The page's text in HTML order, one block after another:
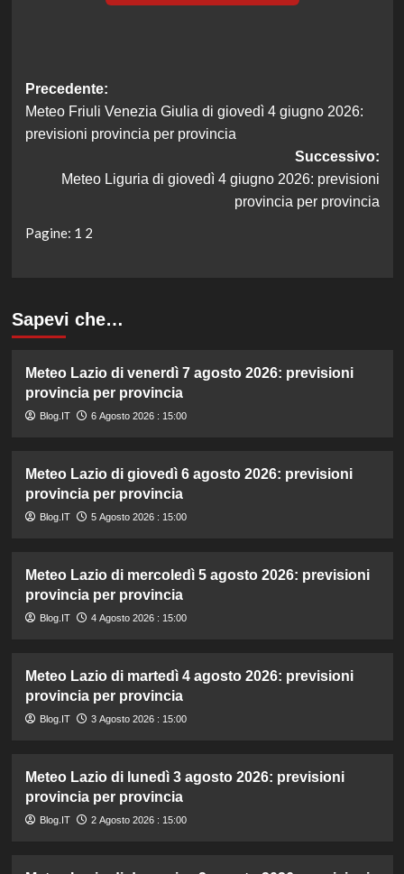
Navigazione
articolo
Precedente:
Meteo Friuli Venezia Giulia di giovedì 4 giugno 2026:
previsioni provincia per provincia
Successivo:
Meteo Liguria di giovedì 4 giugno 2026: previsioni
provincia per provincia
Pagine: 1 2
Sapevi che…
Meteo Lazio di venerdì 7 agosto 2026: previsioni
provincia per provincia
Blog.IT 6 Agosto 2026 : 15:00
Meteo Lazio di giovedì 6 agosto 2026: previsioni
provincia per provincia
Blog.IT 5 Agosto 2026 : 15:00
Meteo Lazio di mercoledì 5 agosto 2026: previsioni
provincia per provincia
Blog.IT 4 Agosto 2026 : 15:00
Meteo Lazio di martedì 4 agosto 2026: previsioni
provincia per provincia
Blog.IT 3 Agosto 2026 : 15:00
Meteo Lazio di lunedì 3 agosto 2026: previsioni
provincia per provincia
Blog.IT 2 Agosto 2026 : 15:00